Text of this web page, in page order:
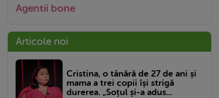
Agentii bone
Articole noi
Cristina, o tânără de 27 de ani și
mama a trei copii își strigă
durerea. „Soțul și-a adus...